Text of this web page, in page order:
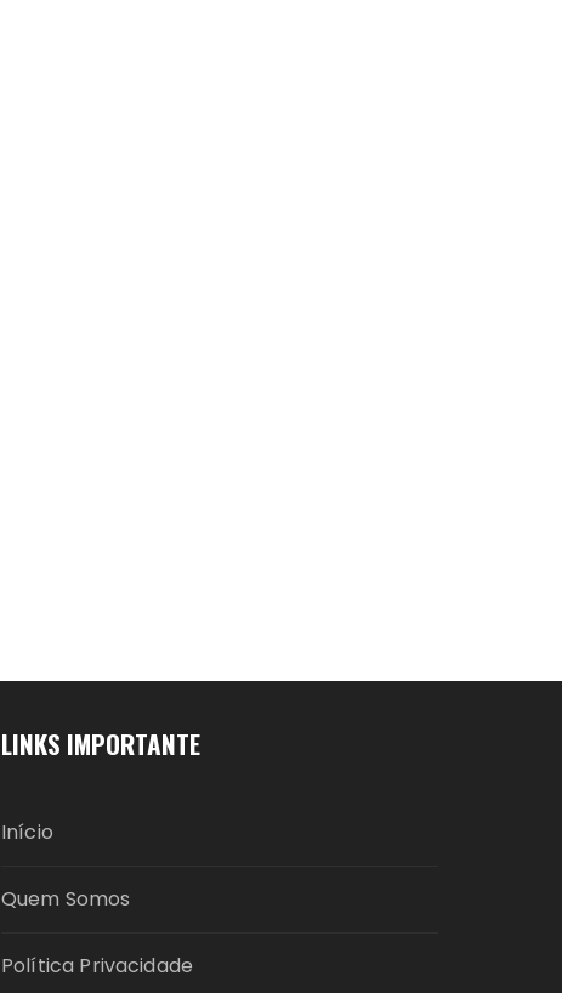
LINKS IMPORTANTE
Início
Quem Somos
Política Privacidade